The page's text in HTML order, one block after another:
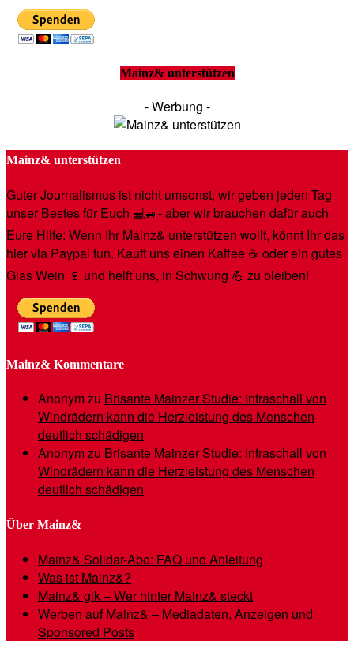
Mainz& unterstützen
- Werbung -
Mainz& unterstützen
Guter Journalismus ist nicht umsonst, wir geben jeden Tag
unser Bestes für Euch 💻🚙- aber wir brauchen dafür auch
Eure Hilfe: Wenn Ihr Mainz& unterstützen wollt, könnt Ihr das
hier via Paypal tun. Kauft uns einen Kaffee ☕️ oder ein gutes
Glas Wein 🍷 und helft uns, in Schwung 💪 zu bleiben!
Mainz& Kommentare
Anonymzu Brisante Mainzer Studie: Infraschall von
Windrädern kann die Herzleistung des Menschen
deutlich schädigen
Anonymzu Brisante Mainzer Studie: Infraschall von
Windrädern kann die Herzleistung des Menschen
deutlich schädigen
Über Mainz&
Mainz& Solidar-Abo: FAQ und Anleitung
Was ist Mainz&?
Mainz& gik – Wer hinter Mainz& steckt
Werben auf Mainz& – Mediadaten, Anzeigen und
Sponsored Posts